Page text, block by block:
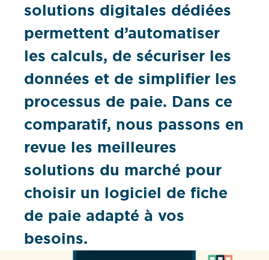
solutions digitales dédiées
permettent d’automatiser
les calculs, de sécuriser les
données et de simplifier les
processus de paie. Dans ce
comparatif, nous passons en
revue les meilleures
solutions du marché pour
choisir un logiciel de fiche
de paie adapté à vos
besoins.